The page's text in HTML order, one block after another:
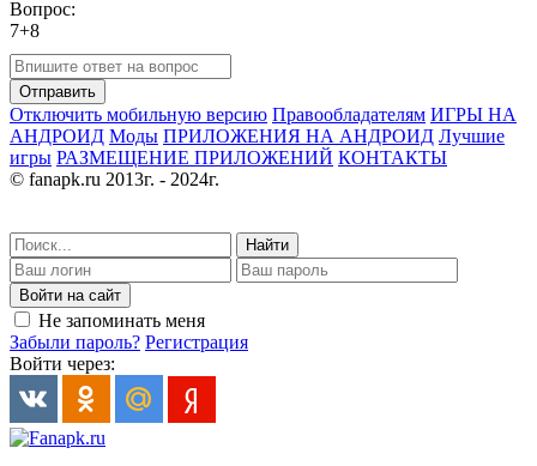
Вопрос:
7+8
Отправить
Отключить мобильную версию Правообладателям ИГРЫ НА
АНДРОИД Моды ПРИЛОЖЕНИЯ НА АНДРОИД Лучшие
игры РАЗМЕЩЕНИЕ ПРИЛОЖЕНИЙ КОНТАКТЫ
© fanapk.ru 2013г. - 2024г.
Найти
Войти на сайт
Не запоминать меня
Забыли пароль? Регистрация
Войти через: